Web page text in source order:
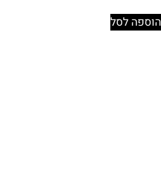
הוספה לסל